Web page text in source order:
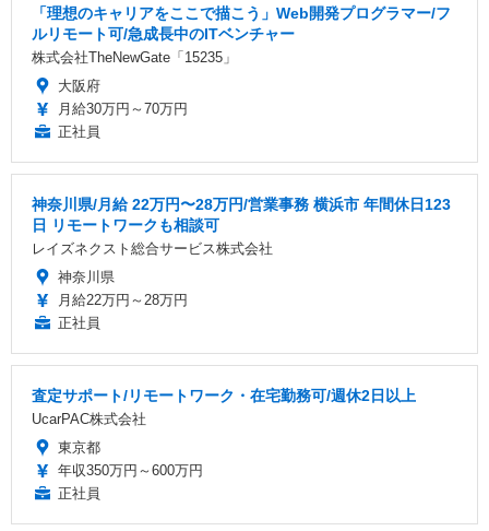
「理想のキャリアをここで描こう」Web開発プログラマー/フ
ルリモート可/急成長中のITベンチャー
株式会社TheNewGate「15235」
大阪府
月給30万円～70万円
正社員
神奈川県/月給 22万円〜28万円/営業事務 横浜市 年間休日123
日 リモートワークも相談可
レイズネクスト総合サービス株式会社
神奈川県
月給22万円～28万円
正社員
査定サポート/リモートワーク・在宅勤務可/週休2日以上
UcarPAC株式会社
東京都
年収350万円～600万円
正社員